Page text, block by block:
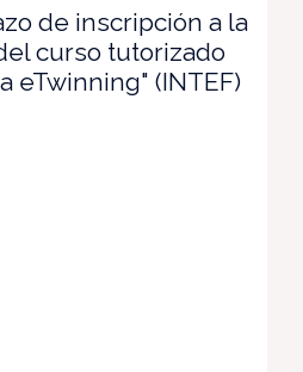
de inscripción a la
curso tutorizado
eTwinning" (INTEF)